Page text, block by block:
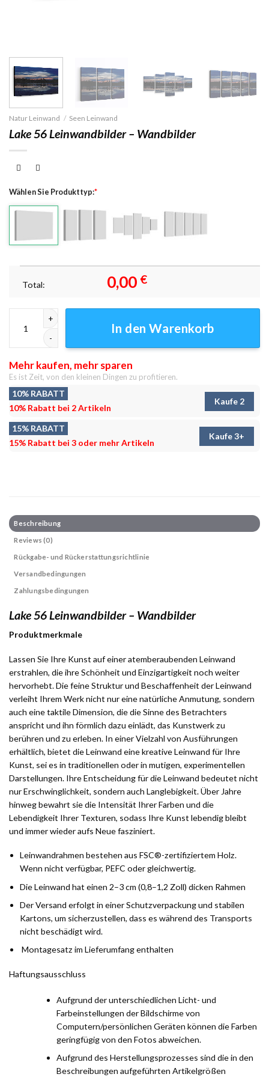
Natur Leinwand / Seen Leinwand
Lake 56 Leinwandbilder – Wandbilder
Wählen Sie Produkttyp:*
Total: 0,00 €
In den Warenkorb
Mehr kaufen, mehr sparen
Es ist Zeit, von den kleinen Dingen zu profitieren.
10% RABATT
10% Rabatt bei 2 Artikeln
Kaufe 2
15% RABATT
15% Rabatt bei 3 oder mehr Artikeln
Kaufe 3+
Beschreibung
Reviews (0)
Rückgabe- und Rückerstattungsrichtlinie
Versandbedingungen
Zahlungsbedingungen
Lake 56 Leinwandbilder – Wandbilder
Produktmerkmale
Lassen Sie Ihre Kunst auf einer atemberaubenden Leinwand
erstrahlen, die ihre Schönheit und Einzigartigkeit noch weiter
hervorhebt. Die feine Struktur und Beschaffenheit der Leinwand
verleiht Ihrem Werk nicht nur eine natürliche Anmutung, sondern
auch eine taktile Dimension, die die Sinne des Betrachters
anspricht und ihn förmlich dazu einlädt, das Kunstwerk zu
berühren und zu erleben. In einer Vielzahl von Ausführungen
erhältlich, bietet die Leinwand eine kreative Leinwand für Ihre
Kunst, sei es in traditionellen oder in mutigen, experimentellen
Darstellungen. Ihre Entscheidung für die Leinwand bedeutet nicht
nur Erschwinglichkeit, sondern auch Langlebigkeit. Über Jahre
hinweg bewahrt sie die Intensität Ihrer Farben und die
Lebendigkeit Ihrer Texturen, sodass Ihre Kunst lebendig bleibt
und immer wieder aufs Neue fasziniert.
Leinwandrahmen bestehen aus FSC®-zertifiziertem Holz.
Wenn nicht verfügbar, PEFC oder gleichwertig.
Die Leinwand hat einen 2–3 cm (0,8–1,2 Zoll) dicken Rahmen
Der Versand erfolgt in einer Schutzverpackung und stabilen
Kartons, um sicherzustellen, dass es während des Transports
nicht beschädigt wird.
Montagesatz im Lieferumfang enthalten
Haftungsausschluss
Aufgrund der unterschiedlichen Licht- und
Farbeinstellungen der Bildschirme von
Computern/persönlichen Geräten können die Farben
geringfügig von den Fotos abweichen.
Aufgrund des Herstellungsprozesses sind die in den
Beschreibungen aufgeführten Artikelgrößen